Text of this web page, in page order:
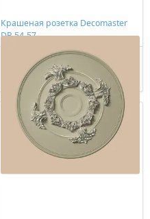
Крашеная розетка Decomaster
DR 54-57
7570,00 ₽/шт
Купить